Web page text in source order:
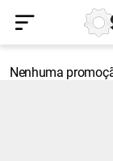
Nenhuma